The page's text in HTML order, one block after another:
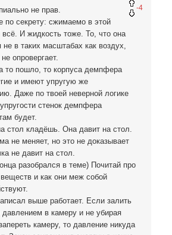
-4
не прав.
по секрету: сжимаемо в этой
всё. И жидкость тоже. То, что она
в таких масштабах как воздух,
опровергает.
то пошло, то корпуса демпфера
и имеют упругую же
Даже по твоей неверной логике
стенок демпфера
будет.
стол кладёшь. Она давит на стол.
не меняет, но это не доказывает
не давит на стол.
разобрался в теме) Почитай про
и как они меж собой
выше работает. Если залить
в камеру и не убирая
камеру, то давление никуда